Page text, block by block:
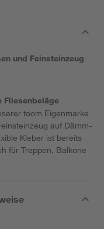
und Feinsteinzeug
Fliesenbeläge
toom Eigenmarke
auf Dämm-
Kleber ist bereits
für Treppen, Balkone